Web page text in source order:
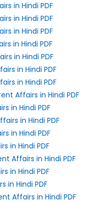
in Hindi PDF
in Hindi PDF
in Hindi PDF
in Hindi PDF
in Hindi PDF
in Hindi PDF
in Hindi PDF
Affairs in Hindi PDF
in Hindi PDF
in Hindi PDF
in Hindi PDF
in Hindi PDF
Affairs in Hindi PDF
in Hindi PDF
in Hindi PDF
Affairs in Hindi PDF